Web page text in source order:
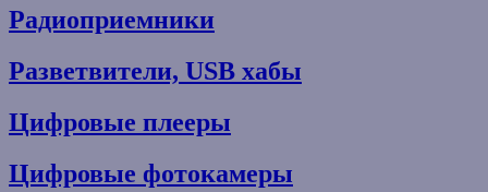
Радиоприемники
Разветвители, USB хабы
Цифровые плееры
Цифровые фотокамеры